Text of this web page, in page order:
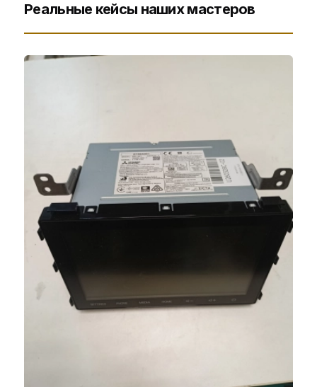
Реальные кейсы наших мастеров